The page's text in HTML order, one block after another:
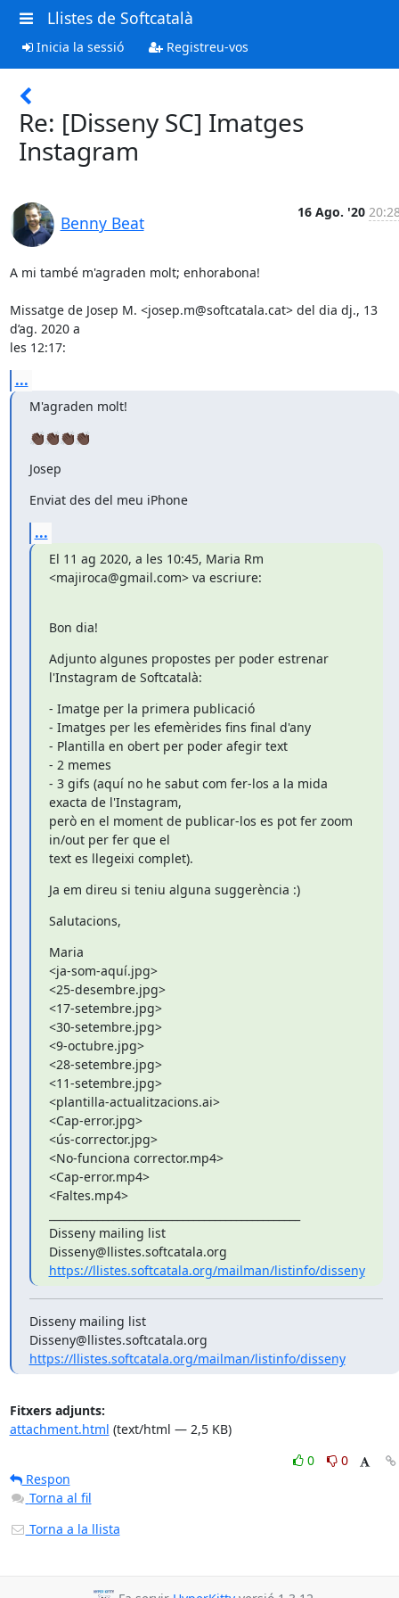
Llistes de Softcatalà
Inicia la sessió Registreu-vos
Re: [Disseny SC] Imatges
Instagram
Benny Beat
16 Ago. '20
A mi també m'agraden molt; enhorabona!
Missatge de Josep M. <josep.m@softcatala.cat> del dia dj., 13
d’ag. 2020 a
les 12:17:
...
M'agraden molt!
👏🏿👏🏿👏🏿👏🏿
Josep
Enviat des del meu iPhone
...
El 11 ag 2020, a les 10:45, Maria Rm
<majiroca@gmail.com> va escriure:
Bon dia!
Adjunto algunes propostes per poder estrenar
l'Instagram de Softcatalà:
- Imatge per la primera publicació
- Imatges per les efemèrides fins final d'any
- Plantilla en obert per poder afegir text
- 2 memes
- 3 gifs (aquí no he sabut com fer-los a la mida
exacta de l'Instagram,
però en el moment de publicar-los es pot fer zoom
in/out per fer que el
text es llegeixi complet).
Ja em direu si teniu alguna suggerència :)
Salutacions,
Maria
<ja-som-aquí.jpg>
<25-desembre.jpg>
<17-setembre.jpg>
<30-setembre.jpg>
<9-octubre.jpg>
<28-setembre.jpg>
<11-setembre.jpg>
<plantilla-actualitzacions.ai>
<Cap-error.jpg>
<ús-corrector.jpg>
<No-funciona corrector.mp4>
<Cap-error.mp4>
<Faltes.mp4>
Disseny mailing list
https://llistes.softcatala.org/mailman/listinfo/disseny
Disseny mailing list
https://llistes.softcatala.org/mailman/listinfo/disseny
Fitxers adjunts:
attachment.html (text/html — 2,5 KB)
0
0
Respon
Torna al fil
Torna a la llista